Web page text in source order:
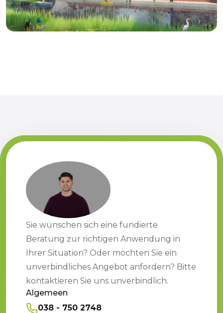
Sie wünschen sich eine fundierte
Beratung zur richtigen Anwendung in
Ihrer Situation? Oder möchten Sie ein
unverbindliches Angebot anfordern? Bitte
kontaktieren Sie uns unverbindlich.
Algemeen
038 - 750 2748